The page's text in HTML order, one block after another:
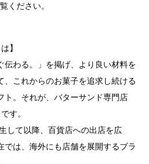
ください。
】
わる。」を掲げ、より良い材料を
、これからのお菓子を追求し続ける
ト。それが、バターサンド専門店
す。
して以降、百貨店への出店を広
では、海外にも店舗を展開するブラ